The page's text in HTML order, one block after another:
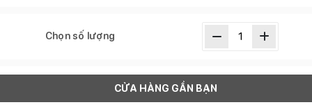
Chọn số lượng
CỬA HÀNG GẦN BẠN